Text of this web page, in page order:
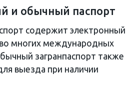
и обычный паспорт
содержит электронный
во многих международных
загранпаспорт также
выезда при наличии